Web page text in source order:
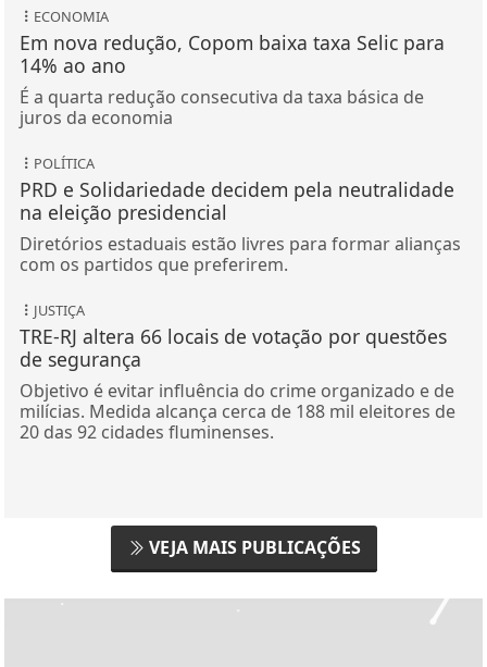
ECONOMIA
Em nova redução, Copom baixa taxa Selic para
14% ao ano
É a quarta redução consecutiva da taxa básica de
juros da economia
POLÍTICA
PRD e Solidariedade decidem pela neutralidade
na eleição presidencial
Diretórios estaduais estão livres para formar alianças
com os partidos que preferirem.
JUSTIÇA
TRE-RJ altera 66 locais de votação por questões
de segurança
Objetivo é evitar influência do crime organizado e de
milícias. Medida alcança cerca de 188 mil eleitores de
20 das 92 cidades fluminenses.
VEJA MAIS PUBLICAÇÕES